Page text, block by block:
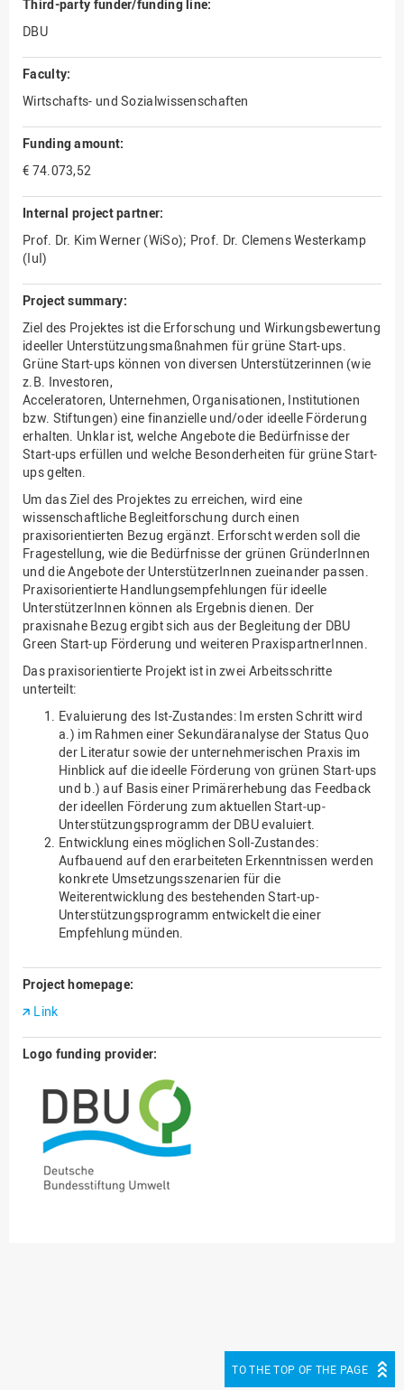
Third-party funder/funding line:
DBU
Faculty:
Wirtschafts- und Sozialwissenschaften
Funding amount:
€ 74.073,52
Internal project partner:
Prof. Dr. Kim Werner (WiSo); Prof. Dr. Clemens Westerkamp
(IuI)
Project summary:
Ziel des Projektes ist die Erforschung und Wirkungsbewertung
ideeller Unterstützungsmaßnahmen für grüne Start-ups.
Grüne Start-ups können von diversen Unterstützerinnen (wie
z.B. Investoren,
Acceleratoren, Unternehmen, Organisationen, Institutionen
bzw. Stiftungen) eine finanzielle und/oder ideelle Förderung
erhalten. Unklar ist, welche Angebote die Bedürfnisse der
Start-ups erfüllen und welche Besonderheiten für grüne Start-
ups gelten.
Um das Ziel des Projektes zu erreichen, wird eine
wissenschaftliche Begleitforschung durch einen
praxisorientierten Bezug ergänzt. Erforscht werden soll die
Fragestellung, wie die Bedürfnisse der grünen GründerInnen
und die Angebote der UnterstützerInnen zueinander passen.
Praxisorientierte Handlungsempfehlungen für ideelle
UnterstützerInnen können als Ergebnis dienen. Der
praxisnahe Bezug ergibt sich aus der Begleitung der DBU
Green Start-up Förderung und weiteren PraxispartnerInnen.
Das praxisorientierte Projekt ist in zwei Arbeitsschritte
unterteilt:
Evaluierung des Ist-Zustandes: Im ersten Schritt wird
a.) im Rahmen einer Sekundäranalyse der Status Quo
der Literatur sowie der unternehmerischen Praxis im
Hinblick auf die ideelle Förderung von grünen Start‐ups
und b.) auf Basis einer Primärerhebung das Feedback
der ideellen Förderung zum aktuellen Start‐up‐
Unterstützungsprogramm der DBU evaluiert.
Entwicklung eines möglichen Soll-Zustandes:
Aufbauend auf den erarbeiteten Erkenntnissen werden
konkrete Umsetzungsszenarien für die
Weiterentwicklung des bestehenden Start‐up‐
Unterstützungsprogramm entwickelt die einer
Empfehlung münden.
Project homepage:
Link
Logo funding provider:
TO THE TOP OF THE PAGE